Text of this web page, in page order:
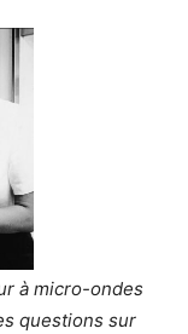
à micro-ondes
questions sur